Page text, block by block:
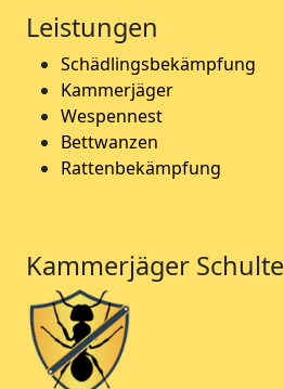
Leistungen
Schädlingsbekämpfung
Kammerjäger
Wespennest
Bettwanzen
Rattenbekämpfung
Kammerjäger Schulte